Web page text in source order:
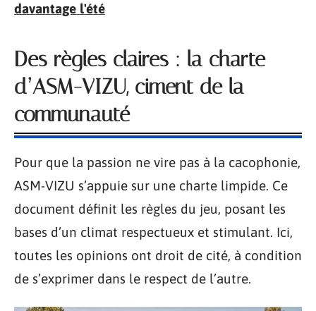
davantage l'été
Des règles claires : la charte
d’ASM-VIZU, ciment de la
communauté
Pour que la passion ne vire pas à la cacophonie,
ASM-VIZU s’appuie sur une charte limpide. Ce
document définit les règles du jeu, posant les
bases d’un climat respectueux et stimulant. Ici,
toutes les opinions ont droit de cité, à condition
de s’exprimer dans le respect de l’autre.